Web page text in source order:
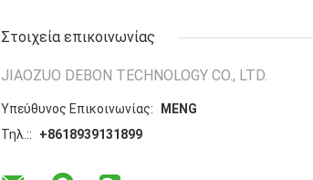
Στοιχεία επικοινωνίας
JIAOZUO DEBON TECHNOLOGY CO., LTD.
Υπεύθυνος Επικοινωνίας:
MENG
Τηλ.::
+8618939131899